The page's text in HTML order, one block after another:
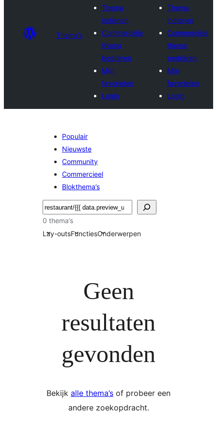
Thema’s
Thema
indienen
Commerciële
thema
bedrijven
Mijn
favorieten
Login
Thema
indienen
Commerciële
thema
bedrijven
Mijn
favorieten
Login
Populair
Nieuwste
Community
Commercieel
Blokthema’s
Zoeken
0 thema’s
Lay-outsFunctiesOnderwerpen
Geen
resultaten
gevonden
Bekijk alle thema’s of probeer een
andere zoekopdracht.